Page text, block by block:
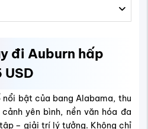
đi Auburn hấp
nổi bật của bang Alabama, thu
yên bình, nền văn hóa đa
– giải trí lý tưởng. Không chỉ